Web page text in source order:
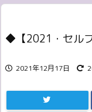
◆【2021・セル
2021年12月17日